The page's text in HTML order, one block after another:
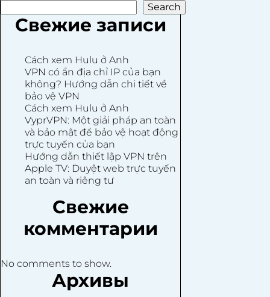
Search
Свежие записи
Cách xem Hulu ở Anh
VPN có ẩn địa chỉ IP của bạn
không? Hướng dẫn chi tiết về
bảo vệ VPN
Cách xem Hulu ở Anh
VyprVPN: Một giải pháp an toàn
và bảo mật để bảo vệ hoạt động
trực tuyến của bạn
Hướng dẫn thiết lập VPN trên
Apple TV: Duyệt web trực tuyến
an toàn và riêng tư
Свежие
комментарии
No comments to show.
Архивы